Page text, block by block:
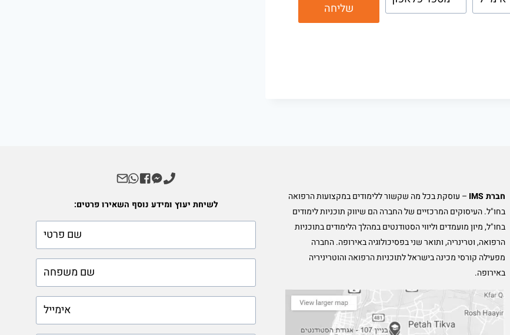
שליחה
חברת IMS
– עוסקת בכל מה שקשור ללימודים במקצועות הרפואה
בחו"ל. העיסוקים המרכזיים של החברה הם שיווק תוכניות לימודים
בחו"ל, מיון מועמדים וליווי הסטודנטים במהלך הלימודים בתוכניות
הרפואה, וטרינריה, ותואר שני בפסיכולוגיה באירופה. החברה
מפעילה קורסי מכינה בישראל לתוכניות הרפואה והוטריניריה
באירופה.
לשיחת יעוץ ומידע נוסף השאירו פרטים: